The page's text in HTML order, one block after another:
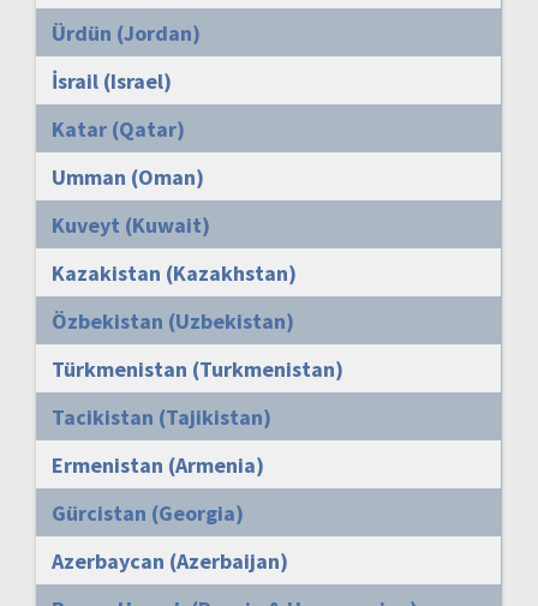
Ürdün (Jordan)
İsrail (Israel)
Katar (Qatar)
Umman (Oman)
Kuveyt (Kuwait)
Kazakistan (Kazakhstan)
Özbekistan (Uzbekistan)
Türkmenistan (Turkmenistan)
Tacikistan (Tajikistan)
Ermenistan (Armenia)
Gürcistan (Georgia)
Azerbaycan (Azerbaijan)